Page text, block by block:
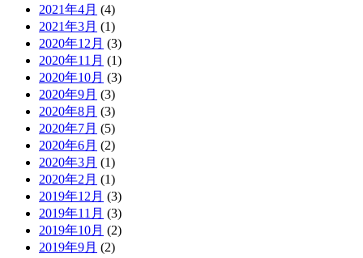
2021年4月 (4)
2021年3月 (1)
2020年12月 (3)
2020年11月 (1)
2020年10月 (3)
2020年9月 (3)
2020年8月 (3)
2020年7月 (5)
2020年6月 (2)
2020年3月 (1)
2020年2月 (1)
2019年12月 (3)
2019年11月 (3)
2019年10月 (2)
2019年9月 (2)